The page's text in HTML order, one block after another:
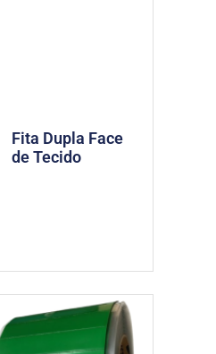
Fita Dupla Face
de Tecido